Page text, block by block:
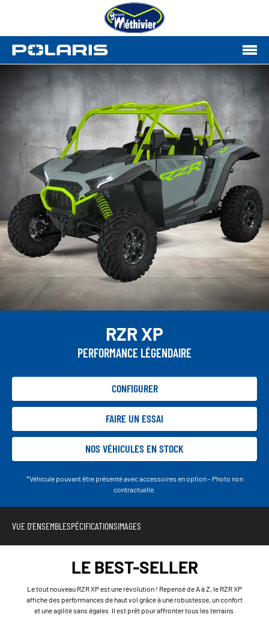
RZR XP
PERFORMANCE LÉGENDAIRE
CONFIGURER
FAIRE UN ESSAI
NOS VÉHICULES EN STOCK
*Véhicule pouvant être présenté avec accessoires en option - Photo non
contractuelle.
VUE D'ENSEMBLESPÉCIFICATIONSIMAGES
LE BEST-SELLER
Le tout nouveau RZR XP est une révolution ! Repensé de A à Z, le RZR XP
affiche des performances de haut vol grâce à une robustesse, un confort
et une agilité sans égales. Il est prêt pour affronter tous les terrains.